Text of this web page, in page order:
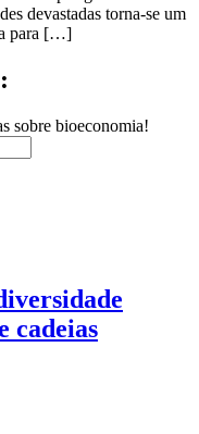
devastadas torna-se um
para […]
sobre bioeconomia!
cadeias